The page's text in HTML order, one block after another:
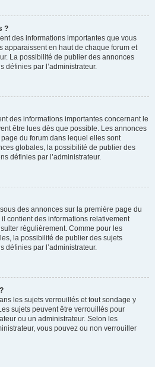
?
des informations importantes que vous
apparaissent en haut de chaque forum et
La possibilité de publier des annonces
définies par l’administrateur.
des informations importantes concernant le
être lues dès que possible. Les annonces
du forum dans lequel elles sont
globales, la possibilité de publier des
définies par l’administrateur.
des annonces sur la première page du
contient des informations relativement
régulièrement. Comme pour les
la possibilité de publier des sujets
définies par l’administrateur.
les sujets verrouillés et tout sondage y
sujets peuvent être verrouillés pour
ou un administrateur. Selon les
vous pouvez ou non verrouiller